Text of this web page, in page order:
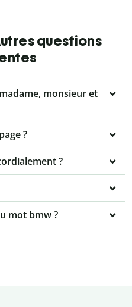
questions
monsieur et
?
?
mot bmw ?